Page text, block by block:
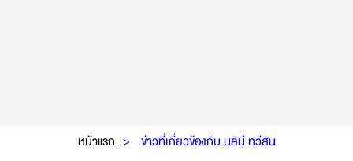
หน้าแรก ข่าวที่เกี่ยวข้องกับ นลินี ทวีสิน